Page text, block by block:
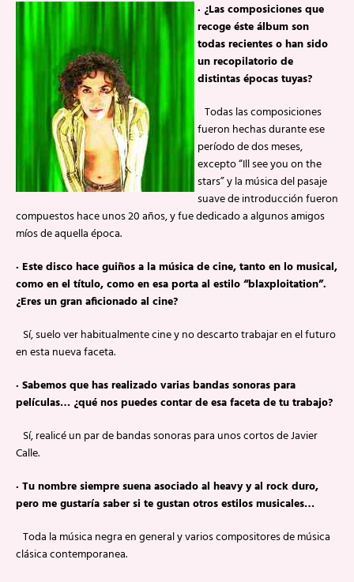
· ¿Las composiciones que
recoge éste álbum son
todas recientes o han sido
un recopilatorio de
distintas épocas tuyas?
Todas las composiciones
fueron hechas durante ese
período de dos meses,
excepto “Ill see you on the
stars” y la música del pasaje
suave de introducción fueron
compuestos hace unos 20 años, y fue dedicado a algunos amigos
míos de aquella época.
· Este disco hace guiños a la música de cine, tanto en lo musical,
como en el título, como en esa porta al estilo “blaxploitation”.
¿Eres un gran aficionado al cine?
Sí, suelo ver habitualmente cine y no descarto trabajar en el futuro
en esta nueva faceta.
· Sabemos que has realizado varias bandas sonoras para
películas… ¿qué nos puedes contar de esa faceta de tu trabajo?
Sí, realicé un par de bandas sonoras para unos cortos de Javier
Calle.
· Tu nombre siempre suena asociado al heavy y al rock duro,
pero me gustaría saber si te gustan otros estilos musicales…
Toda la música negra en general y varios compositores de música
clásica contemporanea.